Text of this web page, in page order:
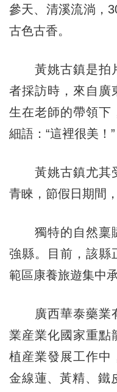
參天、清溪流淌，
古色古香。
黃姚古鎮是拍片
者採訪時，來自廣
生在老師的帶領下
細語：“這裡很美！”
黃姚古鎮尤其受
青睞，節假日期間
獨特的自然稟賦
強縣。目前，該縣
範區康養旅遊集中承
廣西華泰藥業有
業産業化國家重點
植産業發展工作中
金線蓮、黃精、鐵